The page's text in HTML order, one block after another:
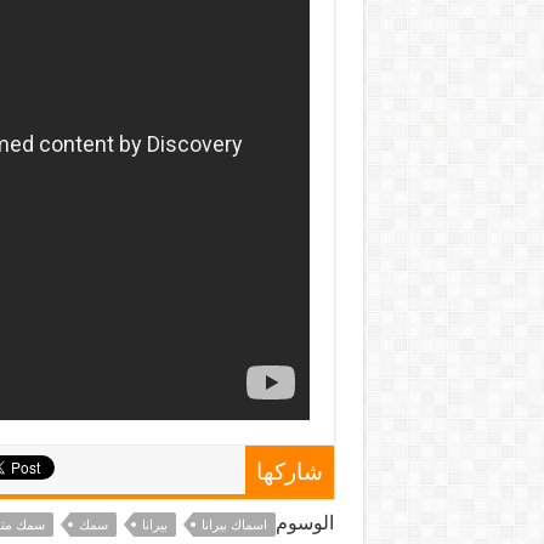
شاركها
الوسوم اسماك بيرانا بيرانا سمك سمك